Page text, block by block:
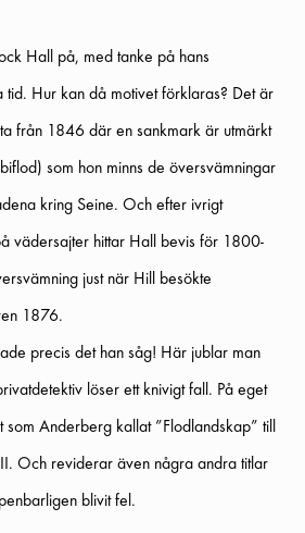
Hall på, med tanke på hans
tid. Hur kan då motivet förklaras? Det är
från 1846 där en sankmark är utmärkt
som hon minns de översvämningar
kring Seine. Och efter ivrigt
vädersajter hittar Hall bevis för 1800-
just när Hill besökte
1876.
precis det han såg! Här jublar man
löser ett knivigt fall. På eget
Anderberg kallat ”Flodlandskap” till
Och reviderar även några andra titlar
blivit fel.